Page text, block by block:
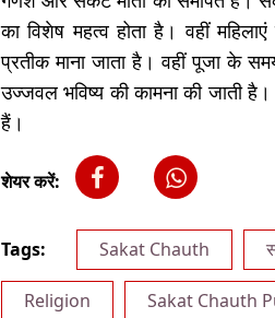
का विशेष महत्व होता है। वहीं
प्रतीक माना जाता है। वहीं पूजा के
उज्जवल भविष्य की कामना की जाती
हैं।
शेयर करें:
Tags: Sakat Chauth
Religion Sakat Chauth